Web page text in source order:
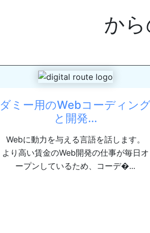
か
ダミー用のWebコーディン
と開発...
Webに動力を与える言語を話します。
より高い賃金のWeb開発の仕事が毎日オ
ープンしているため、コーデ�...